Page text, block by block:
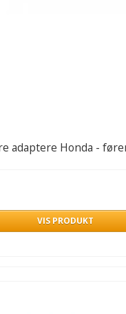
adaptere Honda -
VIS PRODUKT